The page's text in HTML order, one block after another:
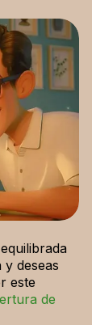
deseas
este
de